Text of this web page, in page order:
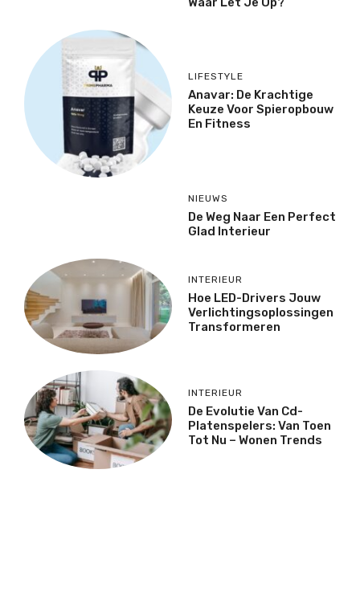
LIFESTYLE
Anavar: De Krachtige
Keuze Voor Spieropbouw
En Fitness
NIEUWS
De Weg Naar Een Perfect
Glad Interieur
INTERIEUR
Hoe LED-Drivers Jouw
Verlichtingsoplossingen
Transformeren
INTERIEUR
De Evolutie Van Cd-
Platenspelers: Van Toen
Tot Nu – Wonen Trends